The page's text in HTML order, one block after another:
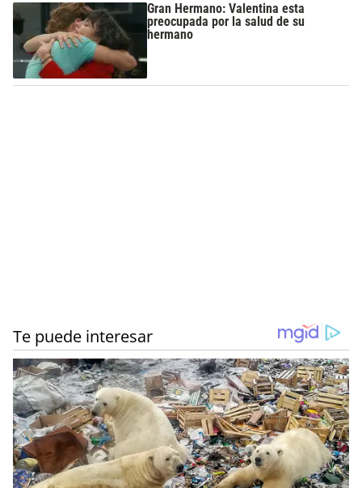
Gran Hermano: Valentina esta
preocupada por la salud de su
hermano